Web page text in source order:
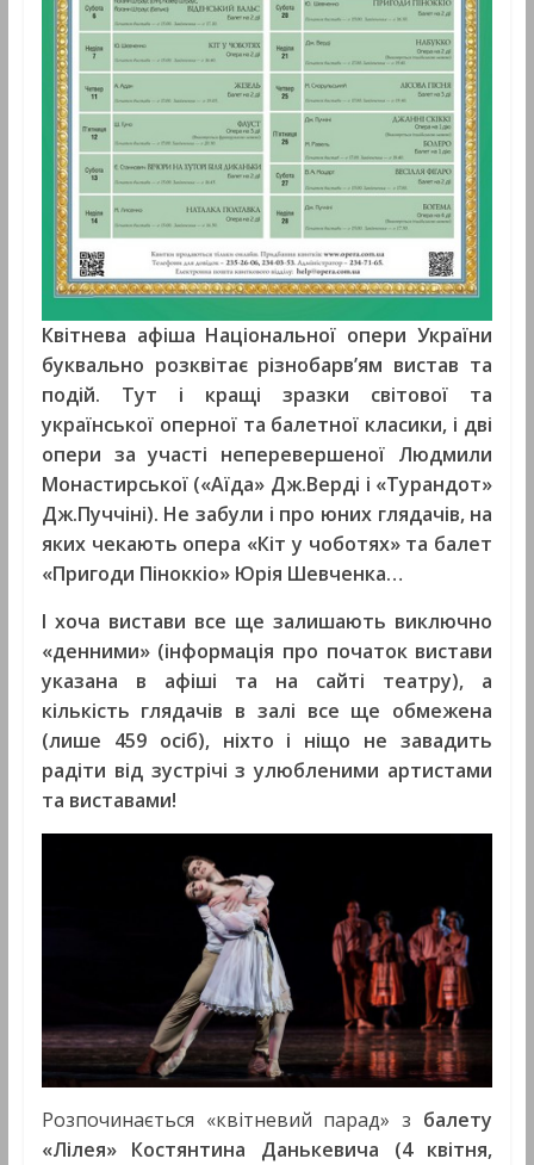
Квітнева афіша Національної опери України
буквально розквітає різнобарв’ям вистав та
подій. Тут і кращі зразки світової та
української оперної та балетної класики, і дві
опери за участі неперевершеної Людмили
Монастирської («Аїда» Дж.Верді і «Турандот»
Дж.Пуччіні). Не забули і про юних глядачів, на
яких чекають опера «Кіт у чоботях» та балет
«Пригоди Піноккіо» Юрія Шевченка…
І хоча вистави все ще залишають виключно
«денними» (інформація про початок вистави
указана в афіші та на сайті театру), а
кількість глядачів в залі все ще обмежена
(лише 459 осіб), ніхто і ніщо не завадить
радіти від зустрічі з улюбленими артистами
та виставами!
Розпочинається «квітневий парад» з балету
«Лілея» Костянтина Данькевича (4 квітня,